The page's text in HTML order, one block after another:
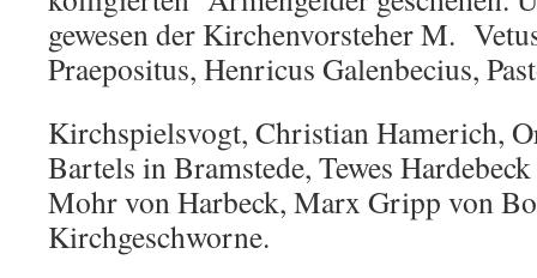
gewesen der Kirchenvorsteher M.
Praepositus, Henricus Galenbecius,
Kirchspielsvogt, Christian Hamerich,
Bartels in Bramstede, Tewes
Mohr von Harbeck, Marx Gripp von
Kirchgeschworne.